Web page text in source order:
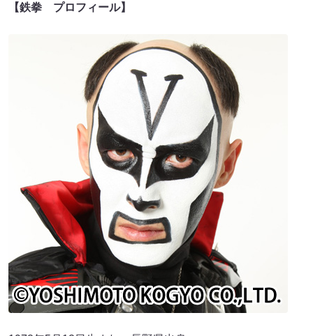
【鉄拳 プロフィール】